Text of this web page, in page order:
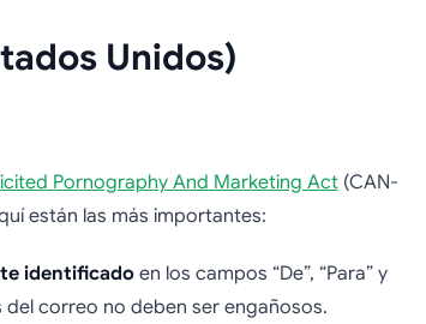
Unidos)
Pornography And Marketing Act(CAN-
están las más importantes:
identificadoen los campos “De”, “Para” y
del correo no deben ser engañosos.